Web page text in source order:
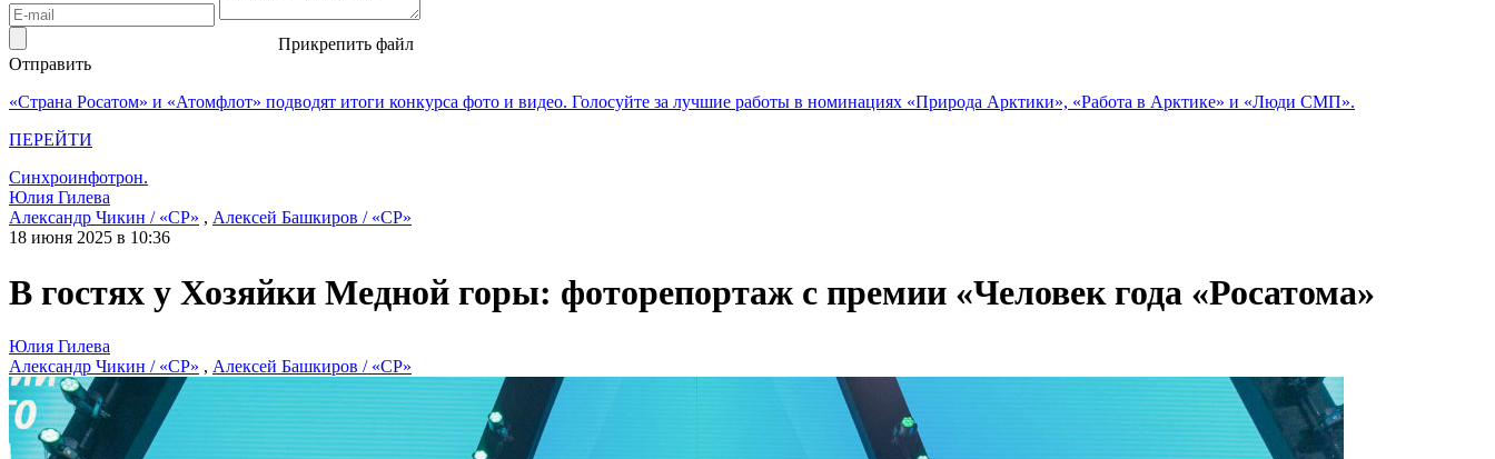
Прикрепить файл
Отправить
«Страна Росатом» и «Атомфлот» подводят итоги конкурса фото и видео. Голосуйте за лучшие работы в номинациях «Природа Арктики», «Работа в Арктике» и «Люди СМП».
ПЕРЕЙТИ
Синхроинфотрон.
Юлия Гилева
Александр Чикин / «СР» , Алексей Башкиров / «СР»
18 июня 2025 в 10:36
В гостях у Хозяйки Медной горы: фоторепортаж с премии «Человек года «Росатома»
Юлия Гилева
Александр Чикин / «СР» , Алексей Башкиров / «СР»